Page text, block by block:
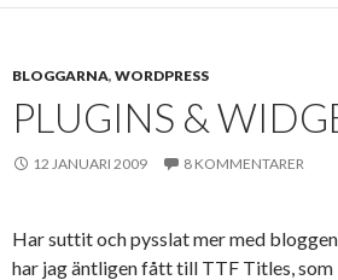
BLOGGARNA, WORDPRESS
PLUGINS &
12 JANUARI 2009 8 KOMMENTARER
Har suttit och pysslat mer med
har jag äntligen fått till TTF Titles,